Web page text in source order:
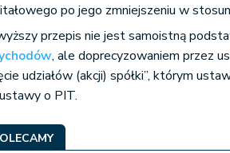
po jego zmniejszeniu w
przepis nie jest samoistną
, ale doprecyzowaniem przez
udziałów (akcji) spółki”, którym
o PIT.